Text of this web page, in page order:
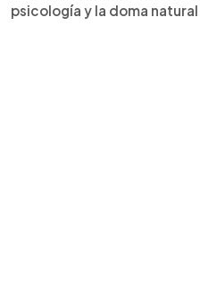
psicología y la doma natural.